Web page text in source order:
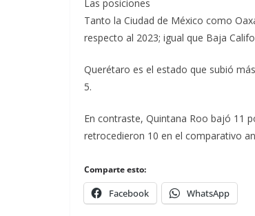
Las posiciones
Tanto la Ciudad de México como
respecto al 2023; igual que Baja
Querétaro es el estado que subió
5.
En contraste, Quintana Roo bajó 11
retrocedieron 10 en el comparativo
Comparte esto:
Facebook WhatsApp